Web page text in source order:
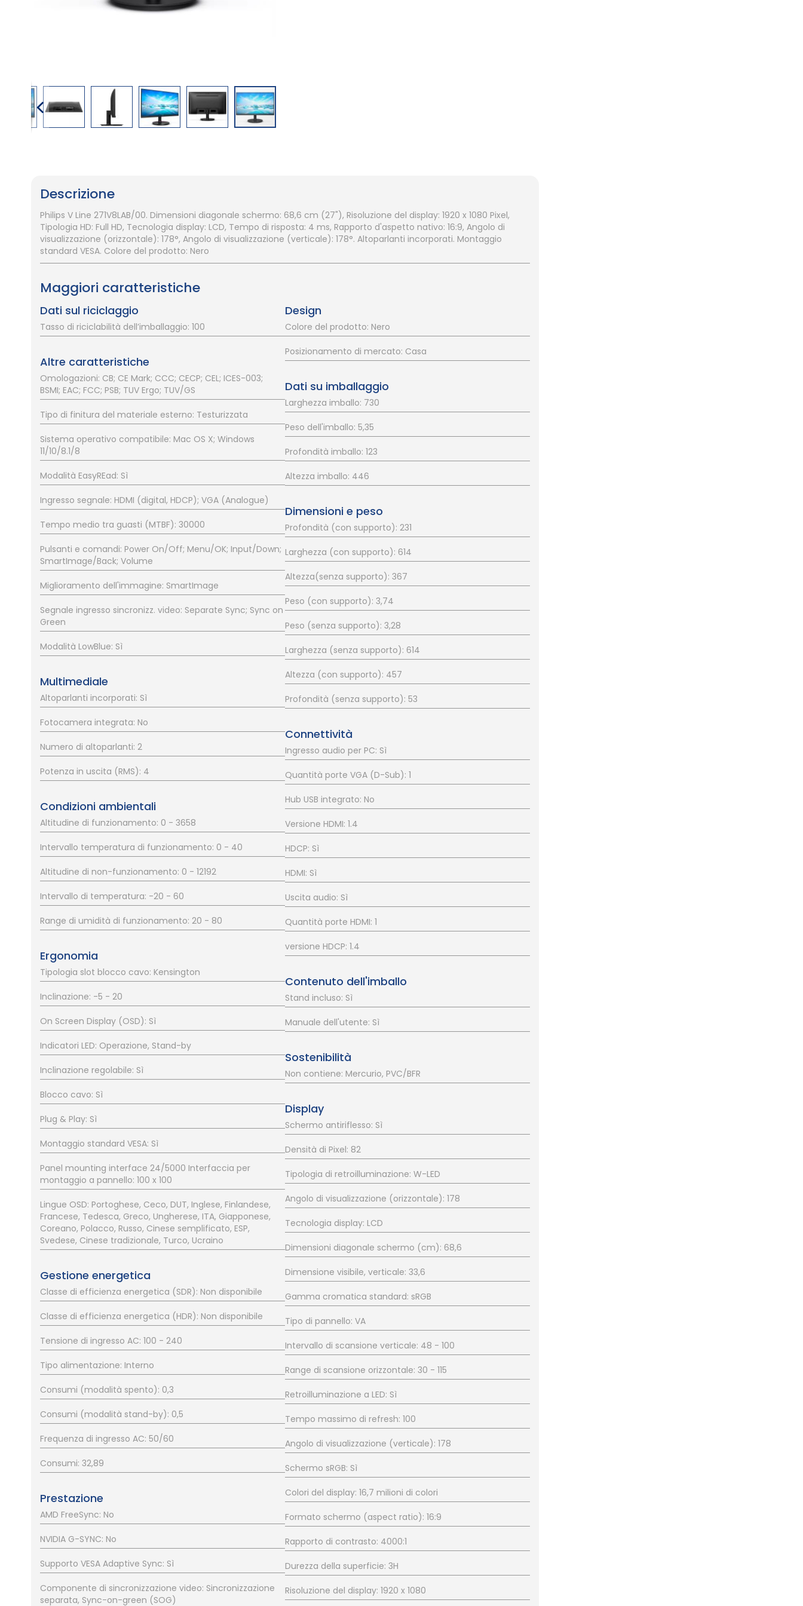
Descrizione
Philips V Line 271V8LAB/00. Dimensioni diagonale schermo: 68,6 cm (27"), Risoluzione del display: 1920 x 1080 Pixel,
Tipologia HD: Full HD, Tecnologia display: LCD, Tempo di risposta: 4 ms, Rapporto d'aspetto nativo: 16:9, Angolo di
visualizzazione (orizzontale): 178°, Angolo di visualizzazione (verticale): 178°. Altoparlanti incorporati. Montaggio
standard VESA. Colore del prodotto: Nero
Maggiori caratteristiche
Dati sul riciclaggio
Tasso di riciclabilità dell’imballaggio: 100
Altre caratteristiche
Omologazioni: CB; CE Mark; CCC; CECP; CEL; ICES-003;
BSMI; EAC; FCC; PSB; TUV Ergo; TUV/GS
Tipo di finitura del materiale esterno: Testurizzata
Sistema operativo compatibile: Mac OS X; Windows
11/10/8.1/8
Modalità EasyREad: Sì
Ingresso segnale: HDMI (digital, HDCP); VGA (Analogue)
Tempo medio tra guasti (MTBF): 30000
Pulsanti e comandi: Power On/Off; Menu/OK; Input/Down;
SmartImage/Back; Volume
Miglioramento dell'immagine: SmartImage
Segnale ingresso sincronizz. video: Separate Sync; Sync on
Green
Modalità LowBlue: Sì
Multimediale
Altoparlanti incorporati: Sì
Fotocamera integrata: No
Numero di altoparlanti: 2
Potenza in uscita (RMS): 4
Condizioni ambientali
Altitudine di funzionamento: 0 - 3658
Intervallo temperatura di funzionamento: 0 - 40
Altitudine di non-funzionamento: 0 - 12192
Intervallo di temperatura: -20 - 60
Range di umidità di funzionamento: 20 - 80
Ergonomia
Tipologia slot blocco cavo: Kensington
Inclinazione: -5 - 20
On Screen Display (OSD): Sì
Indicatori LED: Operazione, Stand-by
Inclinazione regolabile: Sì
Blocco cavo: Sì
Plug & Play: Sì
Montaggio standard VESA: Sì
Panel mounting interface 24/5000 Interfaccia per
montaggio a pannello: 100 x 100
Lingue OSD: Portoghese, Ceco, DUT, Inglese, Finlandese,
Francese, Tedesca, Greco, Ungherese, ITA, Giapponese,
Coreano, Polacco, Russo, Cinese semplificato, ESP,
Svedese, Cinese tradizionale, Turco, Ucraino
Gestione energetica
Classe di efficienza energetica (SDR): Non disponibile
Classe di efficienza energetica (HDR): Non disponibile
Tensione di ingresso AC: 100 - 240
Tipo alimentazione: Interno
Consumi (modalità spento): 0,3
Consumi (modalità stand-by): 0,5
Frequenza di ingresso AC: 50/60
Consumi: 32,89
Prestazione
AMD FreeSync: No
NVIDIA G-SYNC: No
Supporto VESA Adaptive Sync: Sì
Componente di sincronizzazione video: Sincronizzazione
separata, Sync-on-green (SOG)
Design
Colore del prodotto: Nero
Posizionamento di mercato: Casa
Dati su imballaggio
Larghezza imballo: 730
Peso dell'imballo: 5,35
Profondità imballo: 123
Altezza imballo: 446
Dimensioni e peso
Profondità (con supporto): 231
Larghezza (con supporto): 614
Altezza(senza supporto): 367
Peso (con supporto): 3,74
Peso (senza supporto): 3,28
Larghezza (senza supporto): 614
Altezza (con supporto): 457
Profondità (senza supporto): 53
Connettività
Ingresso audio per PC: Sì
Quantità porte VGA (D-Sub): 1
Hub USB integrato: No
Versione HDMI: 1.4
HDCP: Sì
HDMI: Sì
Uscita audio: Sì
Quantità porte HDMI: 1
versione HDCP: 1.4
Contenuto dell'imballo
Stand incluso: Sì
Manuale dell'utente: Sì
Sostenibilità
Non contiene: Mercurio, PVC/BFR
Display
Schermo antiriflesso: Sì
Densità di Pixel: 82
Tipologia di retroilluminazione: W-LED
Angolo di visualizzazione (orizzontale): 178
Tecnologia display: LCD
Dimensioni diagonale schermo (cm): 68,6
Dimensione visibile, verticale: 33,6
Gamma cromatica standard: sRGB
Tipo di pannello: VA
Intervallo di scansione verticale: 48 - 100
Range di scansione orizzontale: 30 - 115
Retroilluminazione a LED: Sì
Tempo massimo di refresh: 100
Angolo di visualizzazione (verticale): 178
Schermo sRGB: Sì
Colori del display: 16,7 milioni di colori
Formato schermo (aspect ratio): 16:9
Rapporto di contrasto: 4000:1
Durezza della superficie: 3H
Risoluzione del display: 1920 x 1080